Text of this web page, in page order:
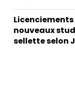
Licenciements
nouveaux
sellette selon